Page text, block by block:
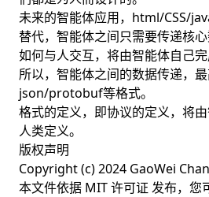
未来的智能体应用，html/CSS/
替代，智能体之间只需要传递核心
如何与人交互，将由智能体自己完
所以，智能体之间的数据传递，
json/protobuf等格式。
格式的定义，即协议的定义，将
人类定义。
版权声明
Copyright (c) 2024 GaoWei
本文件依据 MIT 许可证 发布，您